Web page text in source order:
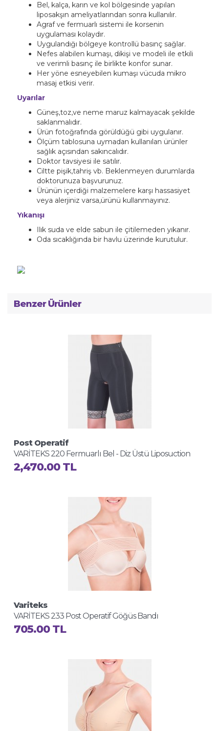
Bel, kalça, karın ve kol bölgesinde yapılan
liposakşın ameliyatlarından sonra kullanılır.
Agraf ve fermuarlı sistemi ile korsenin
uygulaması kolaydır.
Uygulandığı bölgeye kontrollü basınç sağlar.
Nefes alabilen kumaşı, dikişi ve modeli ile etkili
ve verimli basınç ile birlikte konfor sunar.
Her yöne esneyebilen kumaşı vücuda mikro
masaj etkisi verir.
Uyarılar
Güneş,toz,ve neme maruz kalmayacak şekilde
saklanmalıdır.
Ürün fotoğrafında görüldüğü gibi uygulanır.
Ölçüm tablosuna uymadan kullanılan ürünler
sağlık açısından sakıncalıdır.
Doktor tavsiyesi ile satılır.
Ciltte pişik,tahriş vb. Beklenmeyen durumlarda
doktorunuza başvurunuz.
Ürünün içerdiği malzemelere karşı hassasiyet
veya alerjiniz varsa,ürünü kullanmayınız.
Yıkanışı
Ilık suda ve elde sabun ile çitilemeden yıkanır.
Oda sıcaklığında bir havlu üzerinde kurutulur.
Benzer Ürünler
Post Operatif
VARİTEKS 220 Fermuarlı Bel - Diz Üstü Liposuction
Korse
2,470.00 TL
Variteks
VARİTEKS 233 Post Operatif Göğüs Bandı
705.00 TL